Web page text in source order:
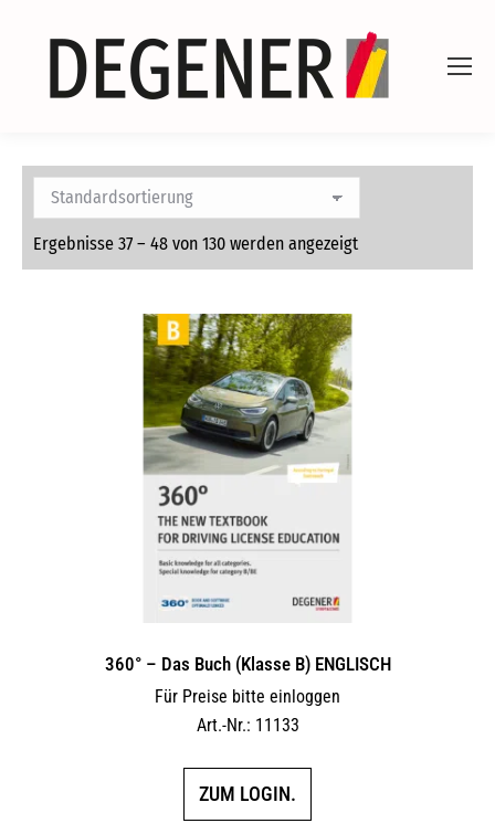
Ergebnisse 37 – 48 von 130 werden angezeigt
360° – Das Buch (Klasse B) ENGLISCH
Für Preise bitte einloggen
Art.-Nr.: 11133
ZUM LOGIN.